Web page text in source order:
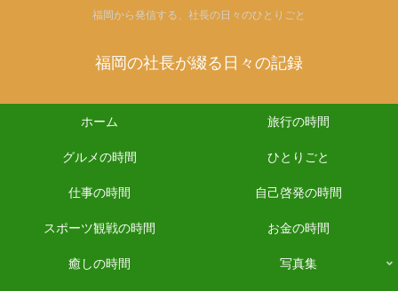
福岡から発信する、社長の日々のひとりごと
福岡の社長が綴る日々の記録
ホーム 旅行の時間
グルメの時間 ひとりごと
仕事の時間 自己啓発の時間
スポーツ観戦の時間 お金の時間
癒しの時間 写真集